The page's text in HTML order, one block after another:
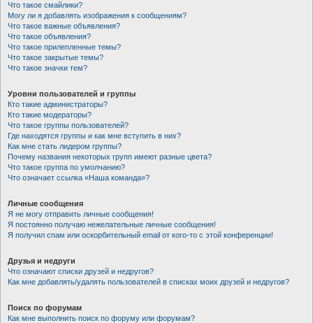
Что такое смайлики?
Могу ли я добавлять изображения к сообщениям?
Что такое важные объявления?
Что такое объявления?
Что такое прилепленные темы?
Что такое закрытые темы?
Что такое значки тем?
Уровни пользователей и группы
Кто такие администраторы?
Кто такие модераторы?
Что такое группы пользователей?
Где находятся группы и как мне вступить в них?
Как мне стать лидером группы?
Почему названия некоторых групп имеют разные цвета?
Что такое группа по умолчанию?
Что означает ссылка «Наша команда»?
Личные сообщения
Я не могу отправить личные сообщения!
Я постоянно получаю нежелательные личные сообщения!
Я получил спам или оскорбительный email от кого-то с этой конференции!
Друзья и недруги
Что означают списки друзей и недругов?
Как мне добавлять/удалять пользователей в списках моих друзей и недругов?
Поиск по форумам
Как мне выполнить поиск по форуму или форумам?